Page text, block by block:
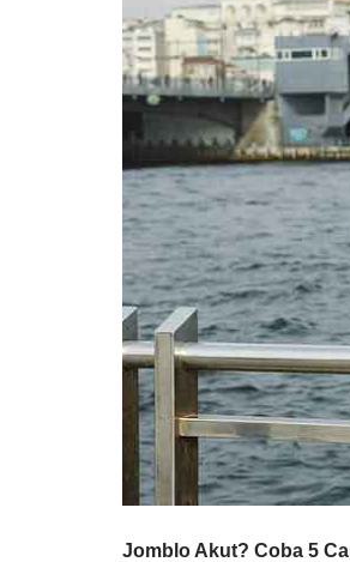
Jomblo Akut? Coba 5